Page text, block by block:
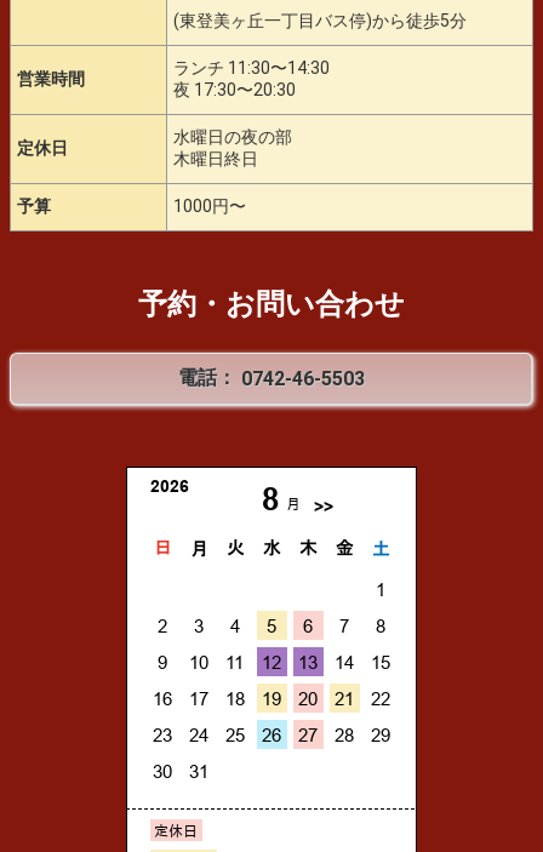
(東登美ヶ丘一丁目バス停)から徒歩5分
営業時間
ランチ 11:30〜14:30
夜 17:30〜20:30
定休日
水曜日の夜の部
木曜日終日
予算 1000円〜
予約・お問い合わせ
電話： 0742-46-5503